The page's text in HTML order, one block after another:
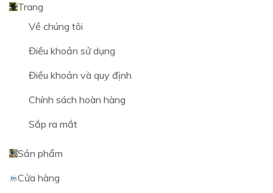
Trang
Về chúng tôi
Điều khoản sử dụng
Điều khoản và quy định
Chính sách hoàn hàng
Sắp ra mắt
Sản phẩm
Cửa hàng